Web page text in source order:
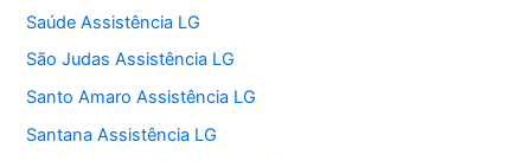
Saúde Assistência LG
São Judas Assistência LG
Santo Amaro Assistência LG
Santana Assistência LG